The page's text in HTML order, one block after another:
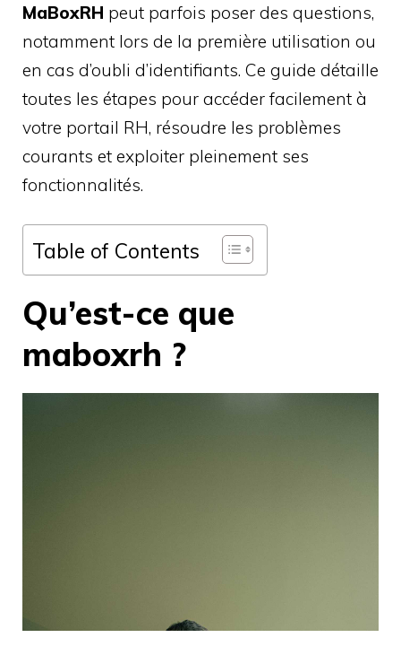
MaBoxRH peut parfois poser des questions,
notamment lors de la première utilisation ou
en cas d’oubli d’identifiants. Ce guide détaille
toutes les étapes pour accéder facilement à
votre portail RH, résoudre les problèmes
courants et exploiter pleinement ses
fonctionnalités.
Table of Contents
Qu’est-ce que
maboxrh ?